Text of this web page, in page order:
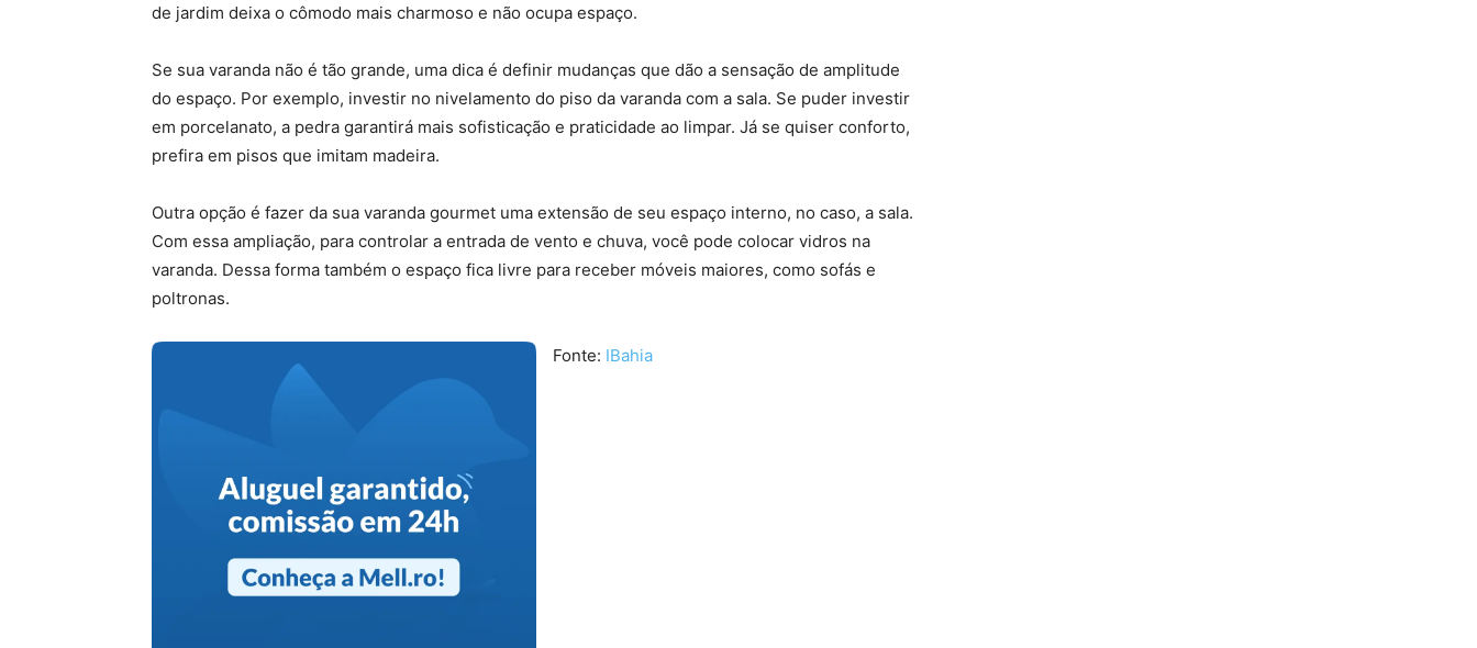
de jardim deixa o cômodo mais charmoso e não ocupa espaço.
Se sua varanda não é tão grande, uma dica é definir mudanças que dão a sensação de amplitude
do espaço. Por exemplo, investir no nivelamento do piso da varanda com a sala. Se puder investir
em porcelanato, a pedra garantirá mais sofisticação e praticidade ao limpar. Já se quiser conforto,
prefira em pisos que imitam madeira.
Outra opção é fazer da sua varanda gourmet uma extensão de seu espaço interno, no caso, a sala.
Com essa ampliação, para controlar a entrada de vento e chuva, você pode colocar vidros na
varanda. Dessa forma também o espaço fica livre para receber móveis maiores, como sofás e
poltronas.
Fonte: IBahia